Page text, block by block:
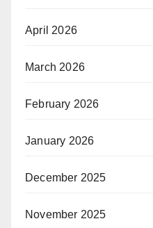
April 2026
March 2026
February 2026
January 2026
December 2025
November 2025